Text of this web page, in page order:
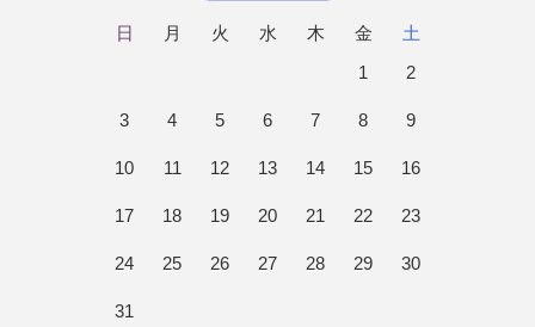
日 月 火 水 木 金
土
1
2
3 4 5 6 7 8 9
10 11 12 13 14 15 16
17 18 19 20 21 22 23
24 25 26 27 28 29 30
31